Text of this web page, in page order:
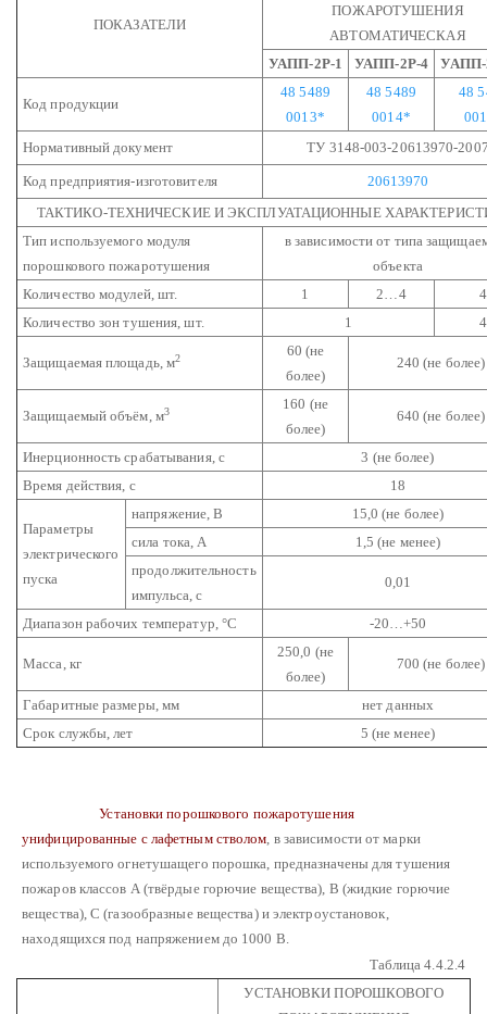
ПОКАЗАТЕЛИ
ПОЖАРОТУШЕНИЯ
АВТОМАТИЧЕСКАЯ
УАПП-2Р-1
УАПП-2Р-4 УАПП-
Код продукции
48 5489
0013*
48 5489
0014*
48
Нормативный документ
ТУ 3148-003-20613970-
Код предприятия-изготовителя
20613970
ТАКТИКО-ТЕХНИЧЕСКИЕ И ЭКСПЛУАТАЦИОННЫЕ
Тип используемого модуля
порошкового пожаротушения
в зависимости от типа
объекта
Количество модулей, шт.
1 2…4
4
Количество зон тушения, шт.
1 4
Защищаемая площадь, м2
60 (не
более)
240 (не более)
Защищаемый объём, м3
160 (не
более)
640 (не более)
Инерционность срабатывания, с
3 (не более)
Время действия, с
18
Параметры
электрического
пуска
напряжение, В
15,0 (не более)
сила тока, А
1,5 (не менее)
продолжительность
импульса, с
0,01
Диапазон рабочих температур, °С -20…+50
Масса, кг
250,0 (не
более)
700 (не более)
Габаритные размеры, мм
нет данных
Срок службы, лет
5 (не менее)
Установки порошкового пожаротушения
унифицированные с лафетным стволом , в зависимости от марки
используемого огнетушащего порошка, предназначены для тушения
пожаров классов А (твёрдые горючие вещества), В (жидкие горючие
вещества), С (газообразные вещества) и электроустановок,
находящихся под напряжением до 1000 В.
Таблица 4.4.2.4
УСТАНОВКИ ПОРОШКОВОГО